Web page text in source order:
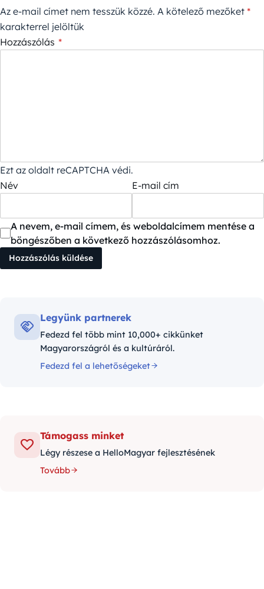
Az e-mail címet nem tesszük közzé. A kötelező mezőket *
karakterrel jelöltük
Hozzászólás *
Ezt az oldalt reCAPTCHA védi.
Név
E-mail cím
A nevem, e-mail címem, és weboldalcímem mentése a
böngészőben a következő hozzászólásomhoz.
Legyünk partnerek
Fedezd fel több mint 10,000+ cikkünket
Magyarországról és a kultúráról.
Fedezd fel a lehetőségeket
Támogass minket
Légy részese a HelloMagyar fejlesztésének
Tovább